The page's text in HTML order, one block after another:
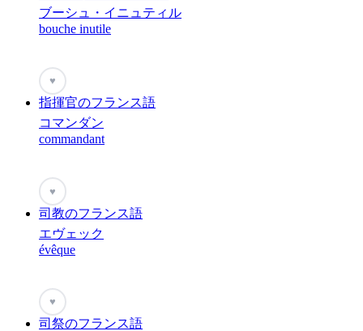
ブーシュ・イニュティル
bouche inutile
♥
指揮官のフランス語
コマンダン
commandant
♥
司教のフランス語
エヴェック
évêque
♥
司祭のフランス語